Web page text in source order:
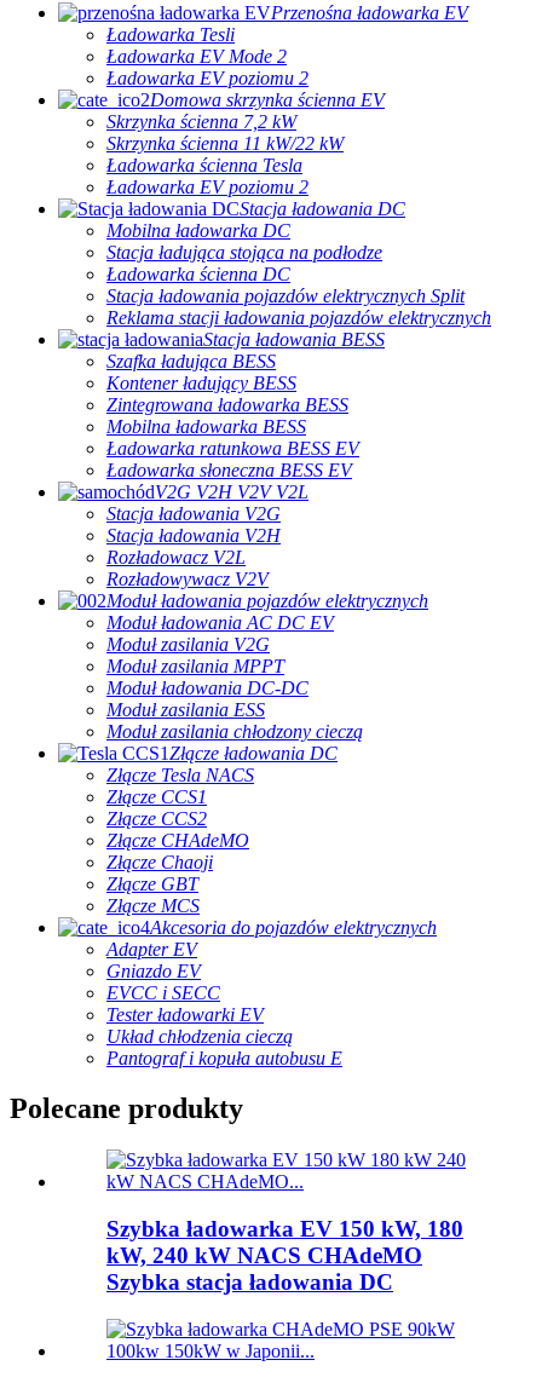
Przenośna ładowarka EV
Ładowarka Tesli
Ładowarka EV Mode 2
Ładowarka EV poziomu 2
Domowa skrzynka ścienna EV
Skrzynka ścienna 7,2 kW
Skrzynka ścienna 11 kW/22 kW
Ładowarka ścienna Tesla
Ładowarka EV poziomu 2
Stacja ładowania DC
Mobilna ładowarka DC
Stacja ładująca stojąca na podłodze
Ładowarka ścienna DC
Stacja ładowania pojazdów elektrycznych Split
Reklama stacji ładowania pojazdów elektrycznych
Stacja ładowania BESS
Szafka ładująca BESS
Kontener ładujący BESS
Zintegrowana ładowarka BESS
Mobilna ładowarka BESS
Ładowarka ratunkowa BESS EV
Ładowarka słoneczna BESS EV
V2G V2H V2V V2L
Stacja ładowania V2G
Stacja ładowania V2H
Rozładowacz V2L
Rozładowywacz V2V
Moduł ładowania pojazdów elektrycznych
Moduł ładowania AC DC EV
Moduł zasilania V2G
Moduł zasilania MPPT
Moduł ładowania DC-DC
Moduł zasilania ESS
Moduł zasilania chłodzony cieczą
Złącze ładowania DC
Złącze Tesla NACS
Złącze CCS1
Złącze CCS2
Złącze CHAdeMO
Złącze Chaoji
Złącze GBT
Złącze MCS
Akcesoria do pojazdów elektrycznych
Adapter EV
Gniazdo EV
EVCC i SECC
Tester ładowarki EV
Układ chłodzenia cieczą
Pantograf i kopuła autobusu E
Polecane produkty
Szybka ładowarka EV 150 kW, 180
kW, 240 kW NACS CHAdeMO
Szybka stacja ładowania DC